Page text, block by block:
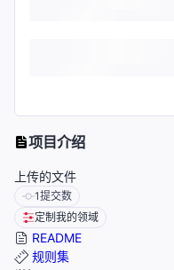
项目介绍
上传的文件
1提交数
定制我的领域
README
规则集